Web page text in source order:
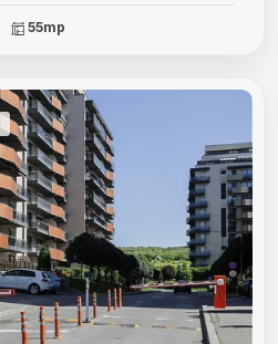
55mp